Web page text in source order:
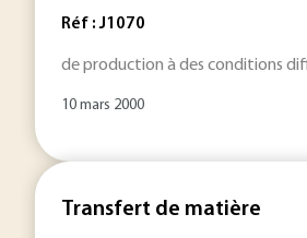
Réf : J1070
de production à des conditions
10 mars 2000
Transfert de matière